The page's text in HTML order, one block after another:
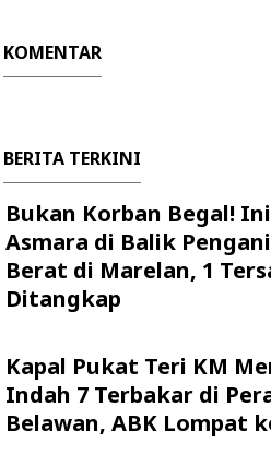
KOMENTAR
BERITA TERKINI
Bukan Korban Begal!
Asmara di Balik
Berat di Marelan, 1
Ditangkap
Kapal Pukat Teri KM
Indah 7 Terbakar di
Belawan, ABK Lompat